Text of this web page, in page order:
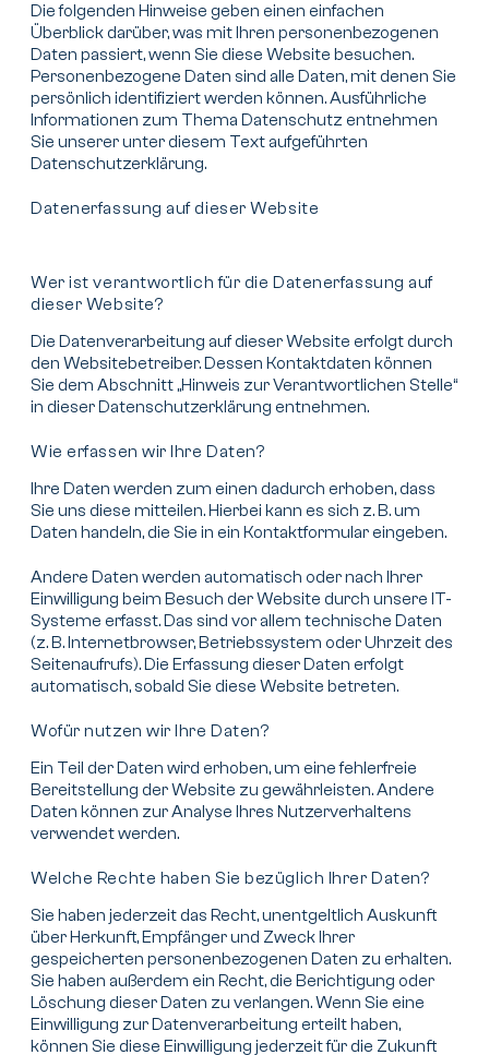
Die folgenden Hinweise geben einen einfachen
Überblick darüber, was mit Ihren personenbezogenen
Daten passiert, wenn Sie diese Website besuchen.
Personenbezogene Daten sind alle Daten, mit denen Sie
persönlich identifiziert werden können. Ausführliche
Informationen zum Thema Datenschutz entnehmen
Sie unserer unter diesem Text aufgeführten
Datenschutzerklärung.
Datenerfassung auf dieser Website
Wer ist verantwortlich für die Datenerfassung auf
dieser Website?
Die Datenverarbeitung auf dieser Website erfolgt durch
den Websitebetreiber. Dessen Kontaktdaten können
Sie dem Abschnitt „Hinweis zur Verantwortlichen Stelle“
in dieser Datenschutzerklärung entnehmen.
Wie erfassen wir Ihre Daten?
Ihre Daten werden zum einen dadurch erhoben, dass
Sie uns diese mitteilen. Hierbei kann es sich z. B. um
Daten handeln, die Sie in ein Kontaktformular eingeben.
Andere Daten werden automatisch oder nach Ihrer
Einwilligung beim Besuch der Website durch unsere IT-
Systeme erfasst. Das sind vor allem technische Daten
(z. B. Internetbrowser, Betriebssystem oder Uhrzeit des
Seitenaufrufs). Die Erfassung dieser Daten erfolgt
automatisch, sobald Sie diese Website betreten.
Wofür nutzen wir Ihre Daten?
Ein Teil der Daten wird erhoben, um eine fehlerfreie
Bereitstellung der Website zu gewährleisten. Andere
Daten können zur Analyse Ihres Nutzerverhaltens
verwendet werden.
Welche Rechte haben Sie bezüglich Ihrer Daten?
Sie haben jederzeit das Recht, unentgeltlich Auskunft
über Herkunft, Empfänger und Zweck Ihrer
gespeicherten personenbezogenen Daten zu erhalten.
Sie haben außerdem ein Recht, die Berichtigung oder
Löschung dieser Daten zu verlangen. Wenn Sie eine
Einwilligung zur Datenverarbeitung erteilt haben,
können Sie diese Einwilligung jederzeit für die Zukunft